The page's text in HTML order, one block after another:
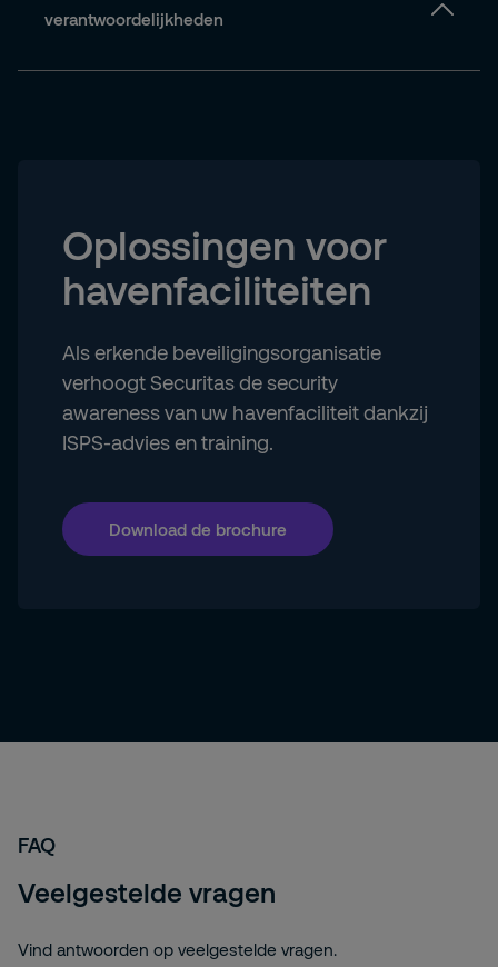
verantwoordelijkheden
Oplossingen voor
havenfaciliteiten
Als erkende beveiligingsorganisatie
verhoogt Securitas de security
awareness van uw havenfaciliteit dankzij
ISPS-advies en training.
Download de brochure
FAQ
Veelgestelde vragen
Vind antwoorden op veelgestelde vragen.